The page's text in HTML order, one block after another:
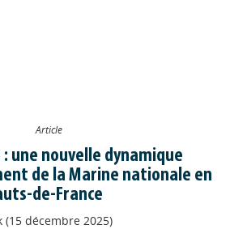
Article
une nouvelle dynamique
de la Marine nationale en
de-France
décembre 2025)